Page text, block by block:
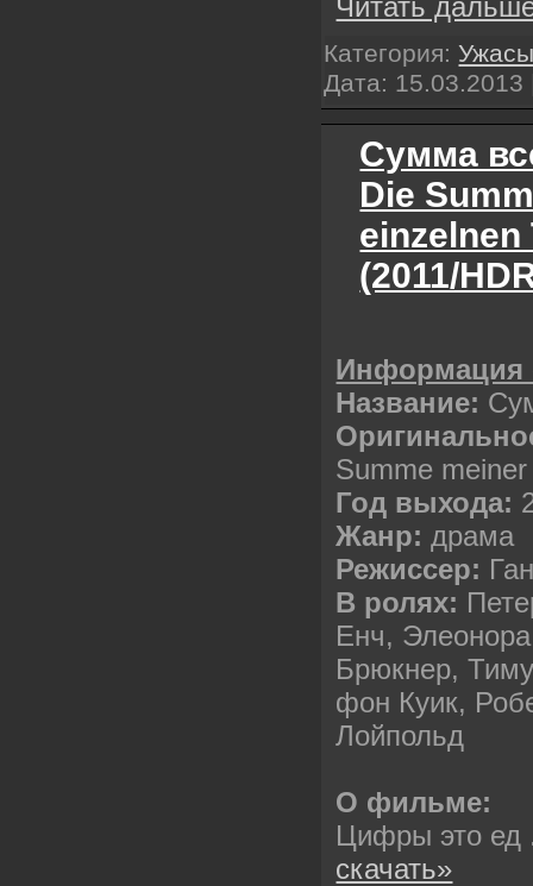
Категория:
Дата: 15.03.2013
Сумма
Die
einzelnen
(2011/
Название:
Summe
Год выхода:
Жанр: драма
Режиссер:
В ролях:
Енч,
Брюкнер,
фон Куик,
Лойпольд
О фильме:
Цифры это ед
скачать»